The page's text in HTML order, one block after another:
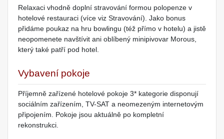
Relaxaci vhodně doplní stravování formou polopenze v
hotelové restauraci (více viz Stravování). Jako bonus
přidáme poukaz na hru bowlingu (též přímo v hotelu) a jistě
neopomenete navštívit ani oblíbený minipivovar Morous,
který také patří pod hotel.
Vybavení pokoje
Příjemně zařízené hotelové pokoje 3* kategorie disponují
sociálním zařízením, TV-SAT a neomezeným internetovým
připojením. Pokoje jsou aktuálně po kompletní
rekonstrukci.